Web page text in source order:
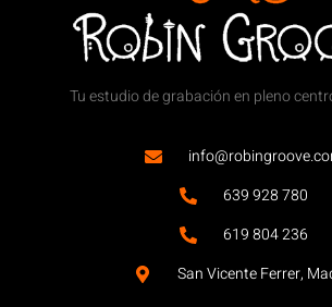
Tu estudio de grabación en pleno
639 928 780
619 804 236
San Vicente Ferrer,